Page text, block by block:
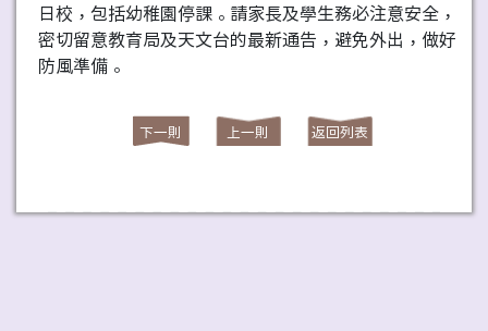
日校，包括幼稚園停課。請家長及學生務必注意安全，
密切留意教育局及天文台的最新通告，避免外出，做好
防風準備。
下一則 上一則 返回列表